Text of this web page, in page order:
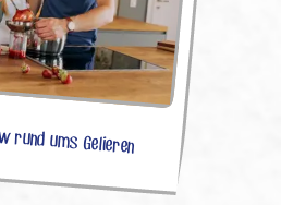
rund ums Gelieren